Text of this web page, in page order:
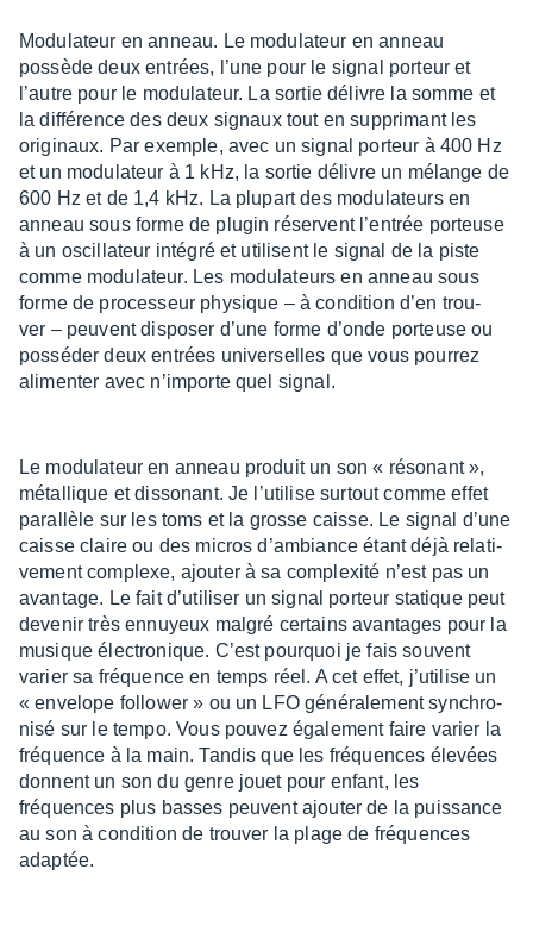
Modu­la­teur en anneau. Le modu­la­teur en anneau
possède deux entrées, l’une pour le signal porteur et
l’autre pour le modu­la­teur. La sortie délivre la somme et
la diffé­rence des deux signaux tout en suppri­mant les
origi­naux. Par exemple, avec un signal porteur à 400 Hz
et un modu­la­teur à 1 kHz, la sortie délivre un mélange de
600 Hz et de 1,4 kHz. La plupart des modu­la­teurs en
anneau sous forme de plugin réservent l’en­trée porteuse
à un oscil­la­teur inté­gré et utilisent le signal de la piste
comme modu­la­teur. Les modu­la­teurs en anneau sous
forme de proces­seur physique – à condi­tion d’en trou­
ver – peuvent dispo­ser d’une forme d’onde porteuse ou
possé­der deux entrées univer­selles que vous pour­rez
alimen­ter avec n’im­porte quel signal.
Le modu­la­teur en anneau produit un son « réso­nant »,
métal­lique et disso­nant. Je l’uti­lise surtout comme effet
paral­lèle sur les toms et la grosse caisse. Le signal d’une
caisse claire ou des micros d’am­biance étant déjà rela­ti­
ve­ment complexe, ajou­ter à sa complexité n’est pas un
avan­tage. Le fait d’uti­li­ser un signal porteur statique peut
deve­nir très ennuyeux malgré certains avan­tages pour la
musique élec­tro­nique. C’est pourquoi je fais souvent
varier sa fréquence en temps réel. A cet effet, j’uti­lise un
« enve­lope follo­wer » ou un LFO géné­ra­le­ment synchro­
nisé sur le tempo. Vous pouvez égale­ment faire varier la
fréquence à la main. Tandis que les fréquences élevées
donnent un son du genre jouet pour enfant, les
fréquences plus basses peuvent ajou­ter de la puis­sance
au son à condi­tion de trou­ver la plage de fréquences
adap­tée.